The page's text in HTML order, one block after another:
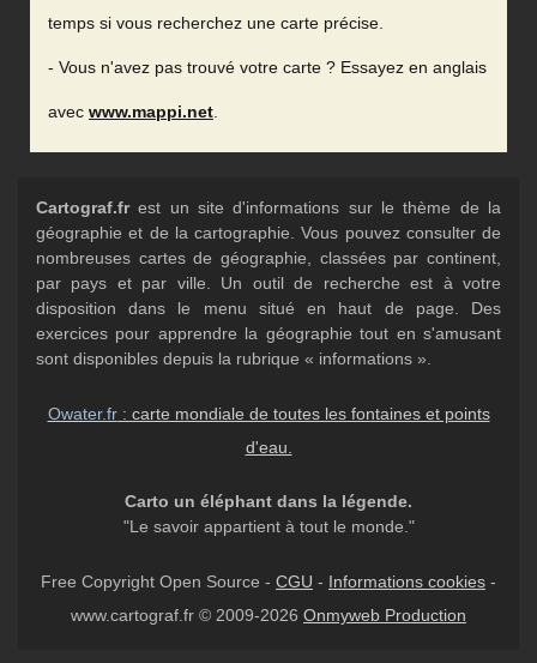
temps si vous recherchez une carte précise.
- Vous n'avez pas trouvé votre carte ? Essayez en anglais
avec www.mappi.net
Cartograf.frest un site d'informations sur le thème de la
géographie et de la cartographie. Vous pouvez consulter de
nombreuses cartes de géographie, classées par continent,
par pays et par ville. Un outil de recherche est à votre
disposition dans le menu situé en haut de page. Des
exercices pour apprendre la géographie tout en s'amusant
sont disponibles depuis la rubrique « informations ».
Owater.fr: carte mondiale de toutes les fontaines et points
d'eau.
Carto un éléphant dans la légende.
"Le savoir appartient à tout le monde."
Free Copyright Open Source - CGU - Informations cookies -
www.cartograf.fr © 2009-2026 Onmyweb Production